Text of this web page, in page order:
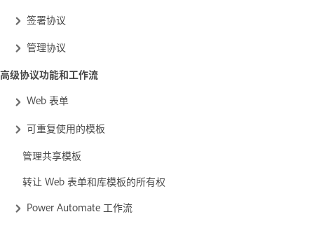
签署协议
管理协议
高级协议功能和工作流
Web 表单
可重复使用的模板
管理共享模板
转让 Web 表单和库模板的所有权
Power Automate 工作流